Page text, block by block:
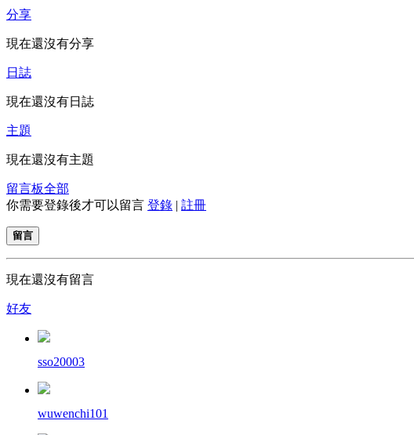
分享
現在還沒有分享
日誌
現在還沒有日誌
主題
現在還沒有主題
留言板全部
你需要登錄後才可以留言 登錄 | 註冊
留言
現在還沒有留言
好友
sso20003
wuwenchi101